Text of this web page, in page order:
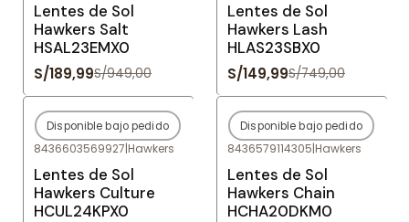
Lentes de Sol
Hawkers Salt
HSAL23EMX0
S/189,99S/949,00
Lentes de Sol
Hawkers Lash
HLAS23SBX0
S/149,99S/749,00
-80%OFF
Agotado
Disponible bajo pedido
8436603569927|Hawkers
Lentes de Sol
Hawkers Culture
HCUL24KPX0
-80%OFF
Agotado
Disponible bajo pedido
8436579114305|Hawkers
Lentes de Sol
Hawkers Chain
HCHA20DKM0